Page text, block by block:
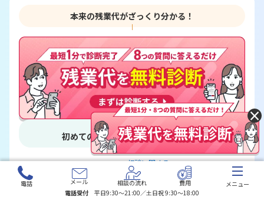
本来の残業代がざっくり分かる！
迷ったらコチラ
初めての方や、相談に不安がある方へ
ご相談・解決までの流れ
相談に関する
よくある質問
弁護士に依頼する
自宅からの弁護士相談
電話 メール 相談の流れ 費用
メニュー
電話受付
平日9:30〜21:00／土日祝 9:30〜18:00
×